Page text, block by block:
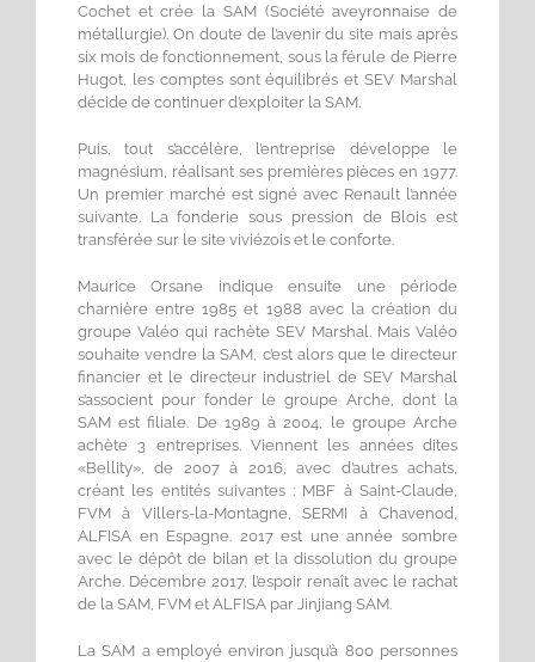
Cochet et crée la SAM (Société aveyronnaise de
métallurgie). On doute de l’avenir du site mais après
six mois de fonctionnement, sous la férule de Pierre
Hugot, les comptes sont équilibrés et SEV Marshal
décide de continuer d’exploiter la SAM.
Puis, tout s’accélère, l’entreprise développe le
magnésium, réalisant ses premières pièces en 1977.
Un premier marché est signé avec Renault l’année
suivante. La fonderie sous pression de Blois est
transférée sur le site viviézois et le conforte.
Maurice Orsane indique ensuite une période
charnière entre 1985 et 1988 avec la création du
groupe Valéo qui rachète SEV Marshal. Mais Valéo
souhaite vendre la SAM, c’est alors que le directeur
financier et le directeur industriel de SEV Marshal
s’associent pour fonder le groupe Arche, dont la
SAM est filiale. De 1989 à 2004, le groupe Arche
achète 3 entreprises. Viennent les années dites
«Bellity», de 2007 à 2016, avec d’autres achats,
créant les entités suivantes : MBF à Saint-Claude,
FVM à Villers-la-Montagne, SERMI à Chavenod,
ALFISA en Espagne. 2017 est une année sombre
avec le dépôt de bilan et la dissolution du groupe
Arche. Décembre 2017, l’espoir renaît avec le rachat
de la SAM, FVM et ALFISA par Jinjiang SAM.
La SAM a employé environ jusqu’à 800 personnes